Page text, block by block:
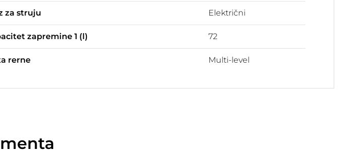
za struju Električni
zapremine 1 (l) 72
rerne Multi-level